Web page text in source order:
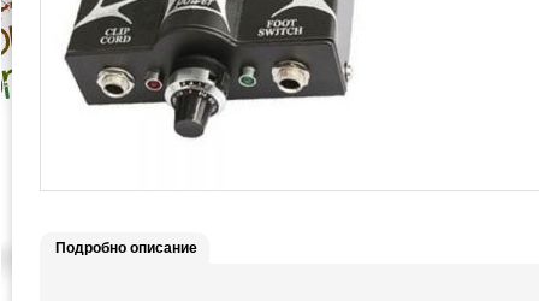
Подробно описание